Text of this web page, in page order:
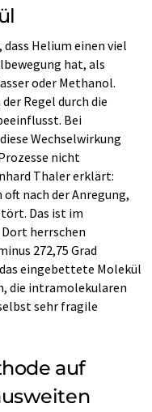
Helium einen viel
hat, als
oder Methanol.
Regel durch die
Bei
Wechselwirkung
nicht
Thaler erklärt:
nach der Anregung,
Das ist im
herrschen
272,75 Grad
eingebettete Molekül
die intramolekularen
sehr fragile
auf